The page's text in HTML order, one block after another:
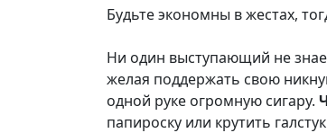
Будьте экономны в жестах,
Ни один выступающий не
желая поддержать свою
одной руке огромную сигару.
папироску или крутить